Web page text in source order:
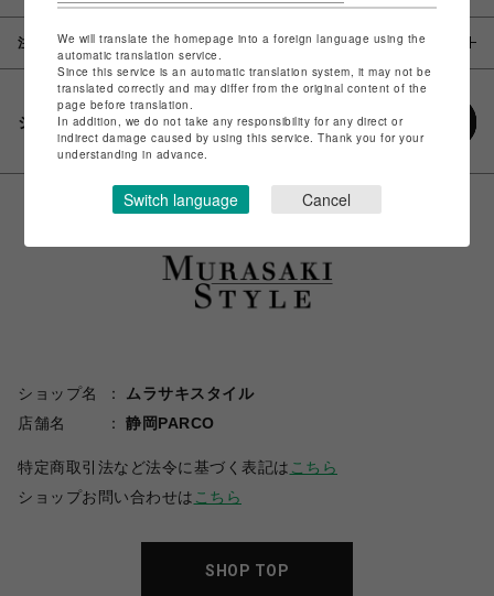
注意事項
シェアする
ショップ名
ムラサキスタイル
店舗名
静岡PARCO
特定商取引法など法令に基づく表記は こちら
ショップお問い合わせは こちら
SHOP TOP
We will translate the homepage into a foreign language using the
automatic translation service.
Since this service is an automatic translation system, it may not be
translated correctly and may differ from the original content of the
page before translation.
In addition, we do not take any responsibility for any direct or
indirect damage caused by using this service. Thank you for your
understanding in advance.
Switch language Cancel